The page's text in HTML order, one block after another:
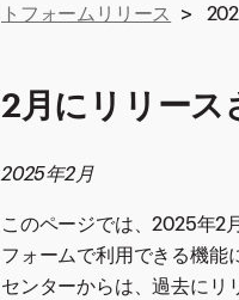
トフォームリリース >
2月にリリース
2025年2月
このページでは、2025年2
フォームで利用できる機能
センターからは、過去にリ